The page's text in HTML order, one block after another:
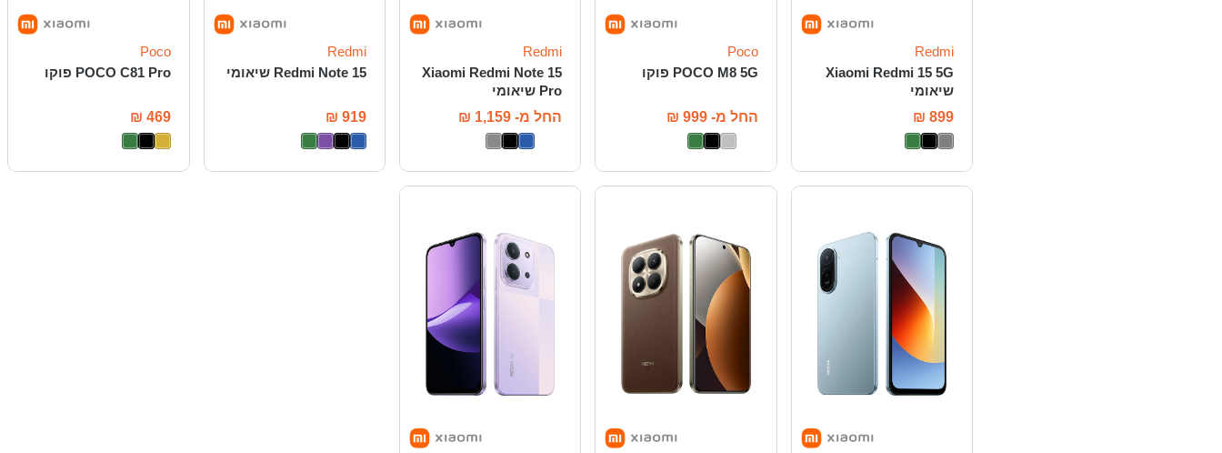
Redmi
Xiaomi Redmi 15 5G
שיאומי
₪ 899
Poco
POCO M8 5G פוקו
החל מ- ₪ 999
Redmi
Xiaomi Redmi Note 15
Pro שיאומי
החל מ-
₪ 1,159
Redmi
Redmi Note 15 שיאומי
₪ 919
Poco
POCO C81 Pro פוקו
₪ 469